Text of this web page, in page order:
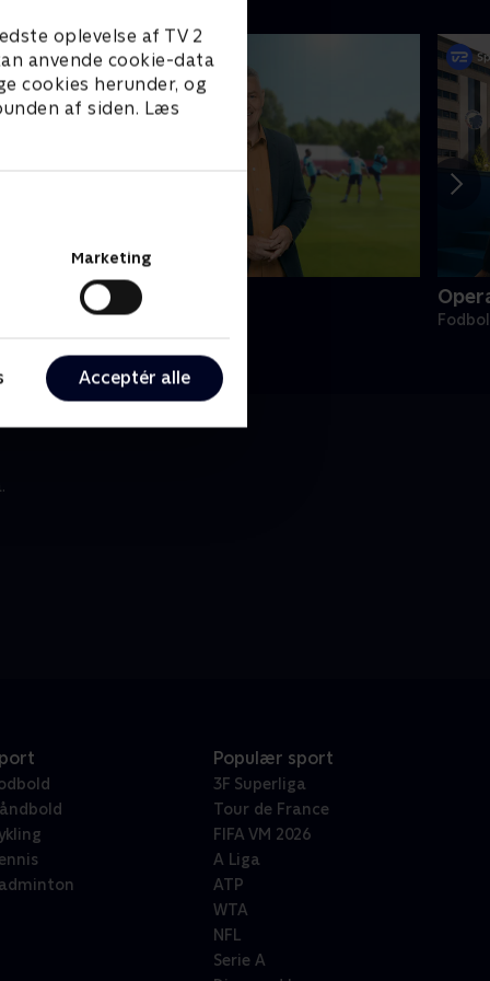
oplevelse af TV 2
anvende cookie-data
cookies herunder, og
af siden. Læs
Marketing
Acceptér alle
Landsholdslejren
Populær sport
3F Superliga
Tour de France
FIFA VM 2026
A Liga
ATP
WTA
NFL
Serie A